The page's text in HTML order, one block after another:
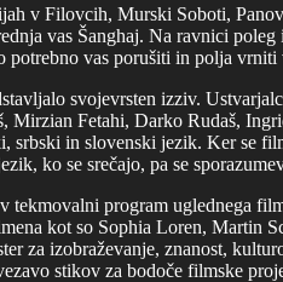
v Filovcih, Murski Soboti,
vas Šanghaj. Na ravnici
vas porušiti in polja vrniti
svojevrsten izziv.
Mirzian Fetahi, Darko Rudaš,
srbski in slovenski jezik. Ker se
ko se srečajo, pa se
program uglednega
kot so Sophia Loren, Martin
za izobraževanje, znanost,
stikov za bodoče filmske